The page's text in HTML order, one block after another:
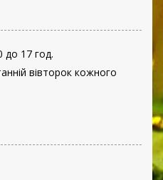
до 17 год.
вівторок кожного